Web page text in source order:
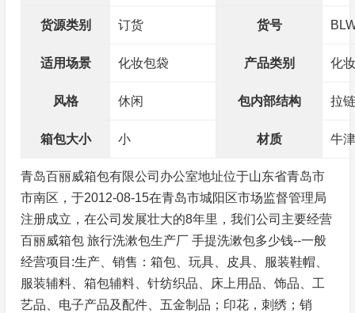
货源类别 订货 货号
适用场景 化妆包袋 产品类别 化
风格 休闲 包内部结构 拉
箱包大小 小 材质 牛津
青岛百丽威箱包有限公司办公室地址位于山东省青岛市
市南区，于2012-08-15在青岛市城阳区市场监督管理局
注册成立，在公司发展壮大的8年里，我们公司主要经营
百丽威箱包 旅行洗漱包生产厂 手提洗漱包多少钱--一般
经营项目:生产、销售：箱包、玩具、皮具、服装鞋帽、
服装辅料、箱包辅料、针纺织品、床上用品、饰品、工
艺品、电子产品及配件、五金制品；印花，刺绣；销